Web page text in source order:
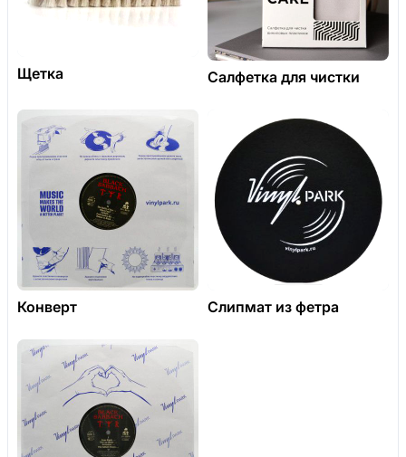
Щетка Салфетка для чистки
Конверт Слипмат из фетра